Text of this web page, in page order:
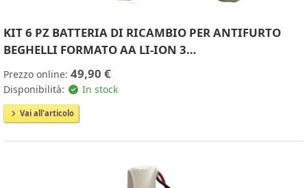
KIT 6 PZ BATTERIA DI RICAMBIO PER ANTIFURTO
BEGHELLI FORMATO AA LI-ION 3…
Prezzo online: 49,90 €
Disponibilità: In stock
Vai all'articolo